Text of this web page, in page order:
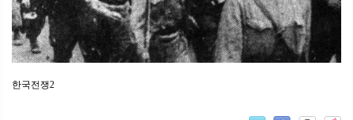
한국전쟁2